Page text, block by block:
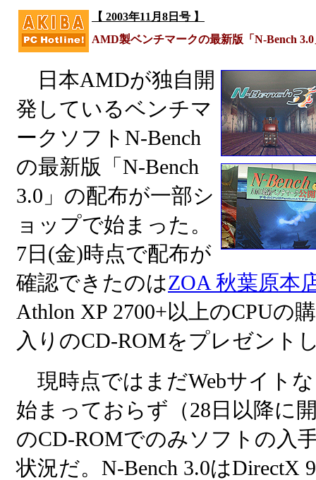
【 2003年11月8日号 】
AMD製ベンチマークの最新版「N-Bench
日本AMDが独自開
発しているベンチマ
ークソフトN-Bench
の最新版「N-Bench
3.0」の配布が一部シ
ョップで始まった。
7日(金)時点で配布が
確認できたのはZOA 秋葉原本
Athlon XP 2700+以上のCPUの
入りのCD-ROMをプレゼント
現時点ではまだWebサイト
始まっておらず（28日以降に
のCD-ROMでのみソフトの入
状況だ。N-Bench 3.0はDirectX